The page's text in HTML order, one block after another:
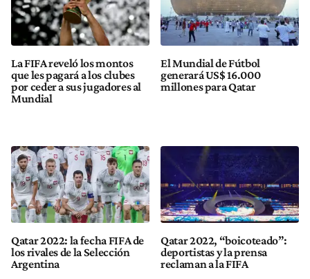
La FIFA reveló los montos
que les pagará a los clubes
por ceder a sus jugadores al
Mundial
El Mundial de Fútbol
generará US$ 16.000
millones para Qatar
Qatar 2022: la fecha FIFA de
los rivales de la Selección
Argentina
Qatar 2022, “boicoteado”:
deportistas y la prensa
reclaman a la FIFA